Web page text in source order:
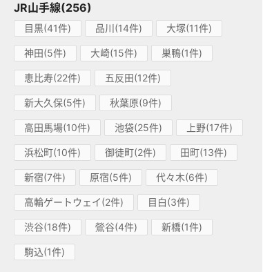
JR山手線(256)
目黒(41件) 品川(14件) 大塚(11件)
神田(5件) 大崎(15件) 巣鴨(1件)
恵比寿(22件) 五反田(12件)
新大久保(5件) 秋葉原(9件)
高田馬場(10件) 池袋(25件) 上野(17件)
浜松町(10件) 御徒町(2件) 田町(13件)
新宿(7件) 原宿(5件) 代々木(6件)
高輪ゲートウェイ(2件) 目白(3件)
渋谷(18件) 鶯谷(4件) 新橋(1件)
駒込(1件)